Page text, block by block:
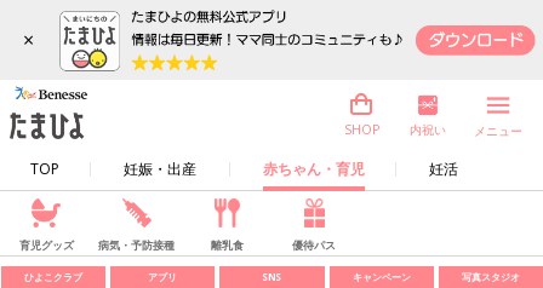
×
TOP 妊娠・出産 赤ちゃん・育児 妊活
SHOP 内祝い メニュー
育児グッズ 病気・予防接種 離乳食 優待パス
ひよこクラブ アプリ SNS キャンペーン 写真スタジオ